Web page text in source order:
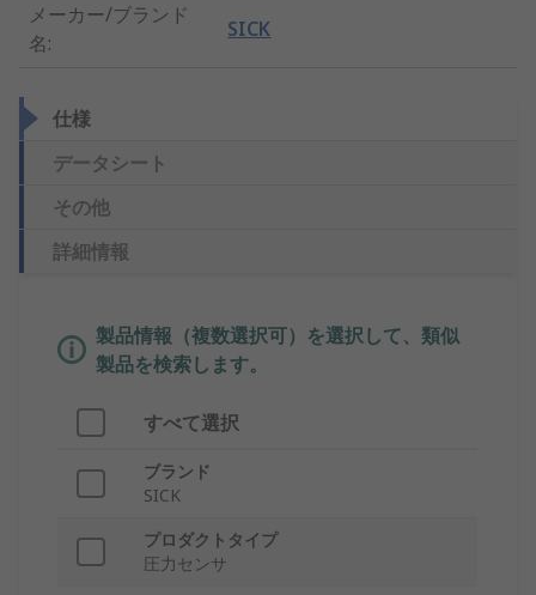
メーカー/ブランド
名:
SICK
仕様
データシート
その他
詳細情報
製品情報（複数選択可）を選択して、類似
製品を検索します。
すべて選択
ブランド
SICK
プロダクトタイプ
圧力センサ